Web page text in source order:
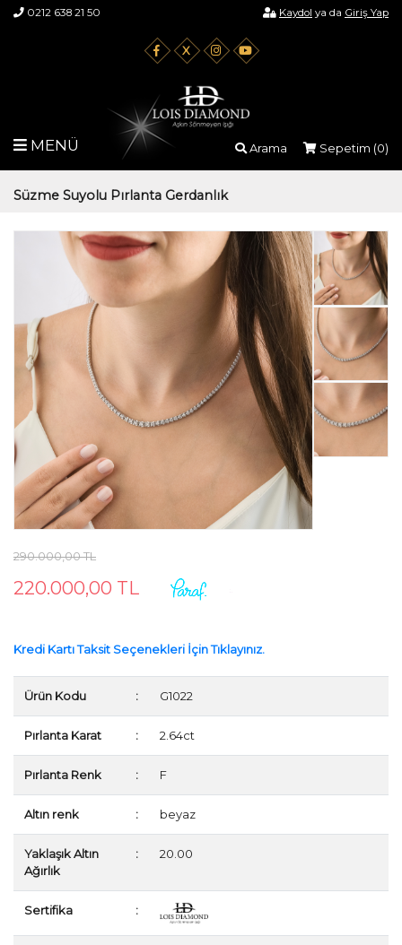
0212 638 21 50 Kaydol ya da Giriş Yap
X
MENÜ Arama Sepetim (0)
Süzme Suyolu Pırlanta Gerdanlık
290.000,00 TL
220.000,00 TL
Kredi Kartı Taksit Seçenekleri İçin Tıklayınız.
Ürün Kodu : G1022
Pırlanta Karat : 2.64ct
Pırlanta Renk : F
Altın renk : beyaz
Yaklaşık Altın
Ağırlık
: 20.00
Sertifika :